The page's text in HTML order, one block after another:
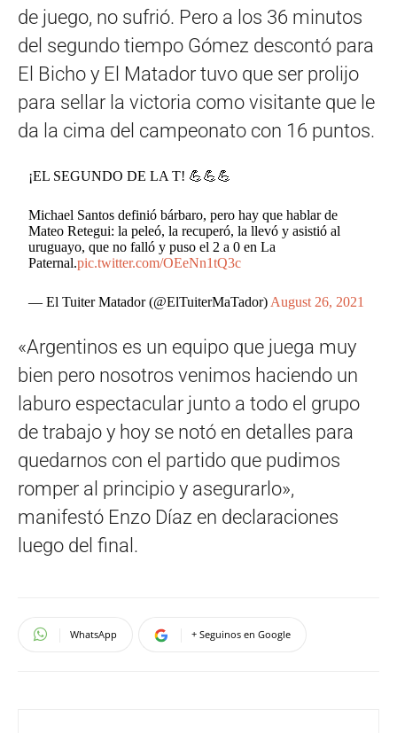
de juego, no sufrió. Pero a los 36 minutos
del segundo tiempo Gómez descontó para
El Bicho y El Matador tuvo que ser prolijo
para sellar la victoria como visitante que le
da la cima del campeonato con 16 puntos.
¡EL SEGUNDO DE LA T! 💪💪💪
Michael Santos definió bárbaro, pero hay que hablar de
Mateo Retegui: la peleó, la recuperó, la llevó y asistió al
uruguayo, que no falló y puso el 2 a 0 en La
Paternal.pic.twitter.com/OEeNn1tQ3c
— El Tuiter Matador (@ElTuiterMaTador) August 26, 2021
«Argentinos es un equipo que juega muy
bien pero nosotros venimos haciendo un
laburo espectacular junto a todo el grupo
de trabajo y hoy se notó en detalles para
quedarnos con el partido que pudimos
romper al principio y asegurarlo»,
manifestó Enzo Díaz en declaraciones
luego del final.
WhatsApp + Seguinos en Google